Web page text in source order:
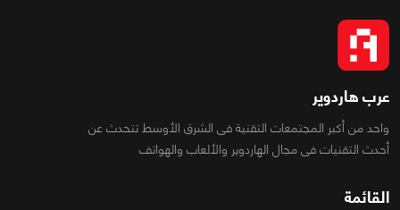
عرب هاردوير
واحد من أكبر المجتمعات التقنية فى الشرق الأوسط تتحدث عن
أحدث التقنيات فى مجال الهاردوير والألعاب والهواتف
القائمة